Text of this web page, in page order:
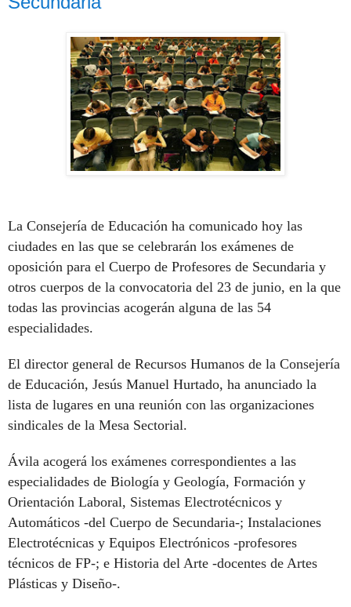
La Consejería de Educación ha comunicado hoy las
ciudades en las que se celebrarán los exámenes de
oposición para el Cuerpo de Profesores de Secundaria y
otros cuerpos de la convocatoria del 23 de junio, en la que
todas las provincias acogerán alguna de las 54
especialidades.
El director general de Recursos Humanos de la Consejería
de Educación, Jesús Manuel Hurtado, ha anunciado la
lista de lugares en una reunión con las organizaciones
sindicales de la Mesa Sectorial.
Ávila acogerá los exámenes correspondientes a las
especialidades de Biología y Geología, Formación y
Orientación Laboral, Sistemas Electrotécnicos y
Automáticos -del Cuerpo de Secundaria-; Instalaciones
Electrotécnicas y Equipos Electrónicos -profesores
técnicos de FP-; e Historia del Arte -docentes de Artes
Plásticas y Diseño-.